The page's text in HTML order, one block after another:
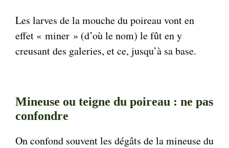
Les larves de la mouche du poireau vont en
effet « miner » (d’où le nom) le fût en y
creusant des galeries, et ce, jusqu’à sa base.
Mineuse ou teigne du poireau : ne pas
confondre
On confond souvent les dégâts de la mineuse du